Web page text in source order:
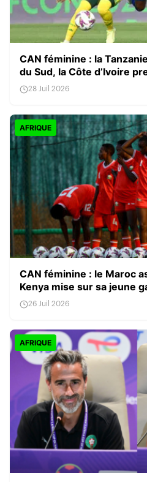
CAN féminine : la
du Sud, la Côte d’Ivoire
28 Juil 2026
AFRIQUE
CAN féminine : le Maroc
Kenya mise sur sa jeune
26 Juil 2026
AFRIQUE